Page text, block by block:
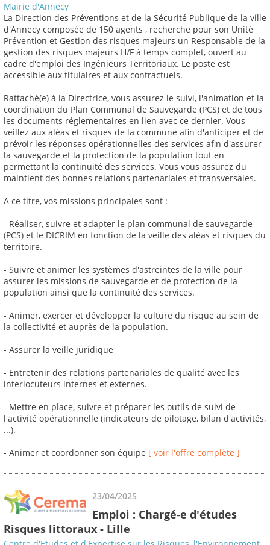
Mairie d'Annecy
La Direction des Préventions et de la Sécurité Publique de la ville
d'Annecy composée de 150 agents , recherche pour son Unité
Prévention et Gestion des risques majeurs un Responsable de la
gestion des risques majeurs H/F à temps complet, ouvert au
cadre d'emploi des Ingénieurs Territoriaux. Le poste est
accessible aux titulaires et aux contractuels.
Rattaché(e) à la Directrice, vous assurez le suivi, l'animation et la
coordination du Plan Communal de Sauvegarde (PCS) et de tous
les documents réglementaires en lien avec ce dernier. Vous
veillez aux aléas et risques de la commune afin d'anticiper et de
prévoir les réponses opérationnelles des services afin d'assurer
la sauvegarde et la protection de la population tout en
permettant la continuité des services. Vous vous assurez du
maintient des bonnes relations partenariales et transversales.
A ce titre, vos missions principales sont :
- Réaliser, suivre et adapter le plan communal de sauvegarde
(PCS) et le DICRIM en fonction de la veille des aléas et risques du
territoire.
- Suivre et animer les systèmes d'astreintes de la ville pour
assurer les missions de sauvegarde et de protection de la
population ainsi que la continuité des services.
- Animer, exercer et développer la culture du risque au sein de
la collectivité et auprès de la population.
- Assurer la veille juridique
- Entretenir des relations partenariales de qualité avec les
interlocuteurs internes et externes.
- Mettre en place, suivre et préparer les outils de suivi de
l'activité opérationnelle (indicateurs de pilotage, bilan d'activités,
...).
- Animer et coordonner son équipe [ voir l'offre complète ]
23/04/2025
Emploi : Chargé-e d'études
Risques littoraux - Lille